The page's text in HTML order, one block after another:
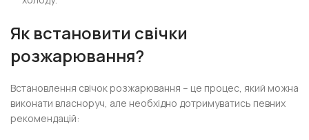
Як встановити свічки
розжарювання?
Встановлення свічок розжарювання – це процес, який можна
виконати власноруч, але необхідно дотримуватись певних
рекомендацій: